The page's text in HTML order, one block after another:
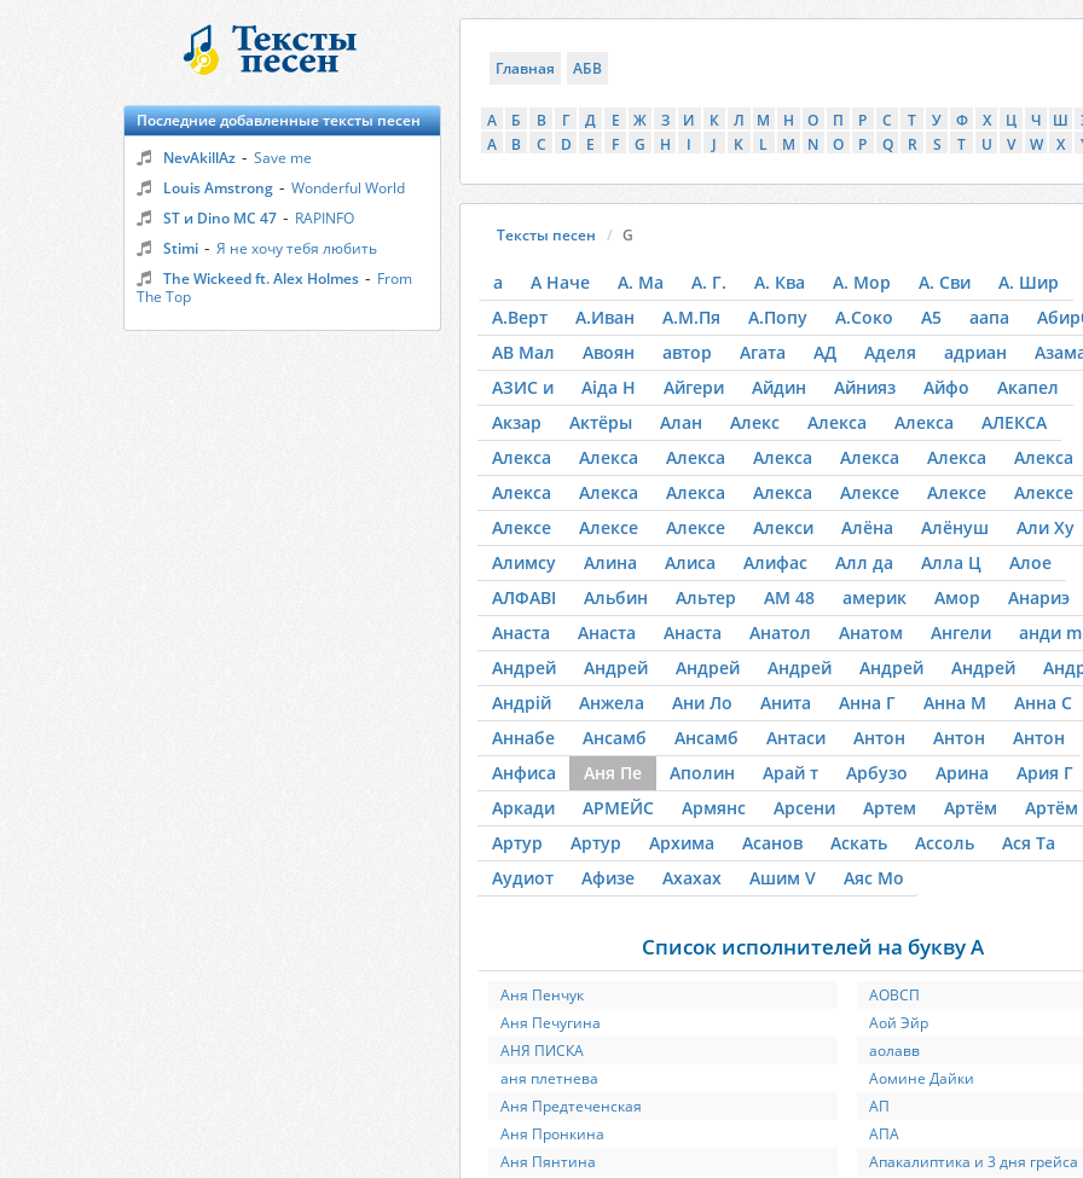
Главная АБВ
А Б В Г Д Е Ж З И К Л М Н О П Р С Т У Ф Х Ц Ч Ш
A
B C D E F G H I J K L M N O P Q R S T U V W X
Тексты песен G
а А Наче А. Ма А. Г. А. Ква А. Мор А. Сви
А. Шир
А.Верт
А.Иван А.М.Пя А.Попу А.Соко А5 аапа
АВ Мал
Авоян автор Агата АД Аделя адриан
АЗИС и
Аіда Н Айгери Айдин Айнияз Айфо
Акапел
Акзар
Актёры Алан Алекс Алекса Алекса
АЛЕКСА
Алекса
Алекса Алекса Алекса Алекса Алекса
Алекса
Алекса
Алекса Алекса Алекса Алексе Алексе
Алексе
Алексе
Алексе Алексе Алекси Алёна Алёнуш
Али Ху
Алимсу
Алина Алиса Алифас Алл да Алла Ц
Алое
АЛФАВІ
Альбин Альтер АМ 48 америк Амор
Анариэ
Анаста
Анаста Анаста Анатол Анатом Ангели
анди m
Андрей
Андрей Андрей Андрей Андрей Андрей
Андрій
Анжела Ани Ло Анита Анна Г Анна М
Анна С
Аннабе
Ансамб Ансамб Антаси Антон Антон
Антон
Анфиса
Аня Пе Аполин Арай т Арбузо Арина
Ария Г
Аркади
АРМЕЙС Армянс Арсени Артем Артём
Артём
Артур
Артур Архима Асанов Аскать Ассоль Ася Та
Аудиот
Афизе Ахахах Ашим V Аяс Мо
Список исполнителей на букву А
Аня Пенчук
Аня Печугина
АНЯ ПИСКА
аня плетнева
Аня Предтеченская
Аня Пронкина
Аня Пянтина
АОВСП
Аой Эйр
аолавв
Аомине Дайки
АП
АПА
Апакалиптика и 3 дня грейса
Последние добавленные тексты песен
NevAkillAz - Save me
Louis Amstrong - Wonderful World
ST и Dino MC 47 - RAPINFO
Stimi - Я не хочу тебя любить
The Wickeed ft. Alex Holmes - From
The Top